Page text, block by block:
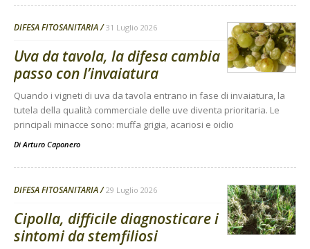
DIFESA FITOSANITARIA 31 Luglio 2026
Uva da tavola, la difesa cambia
passo con l’invaiatura
Quando i vigneti di uva da tavola entrano in fase di invaiatura, la
tutela della qualità commerciale delle uve diventa prioritaria. Le
principali minacce sono: muffa grigia, acariosi e oidio
DiArturo Caponero
DIFESA FITOSANITARIA 29 Luglio 2026
Cipolla, difficile diagnosticare i
sintomi da stemfiliosi